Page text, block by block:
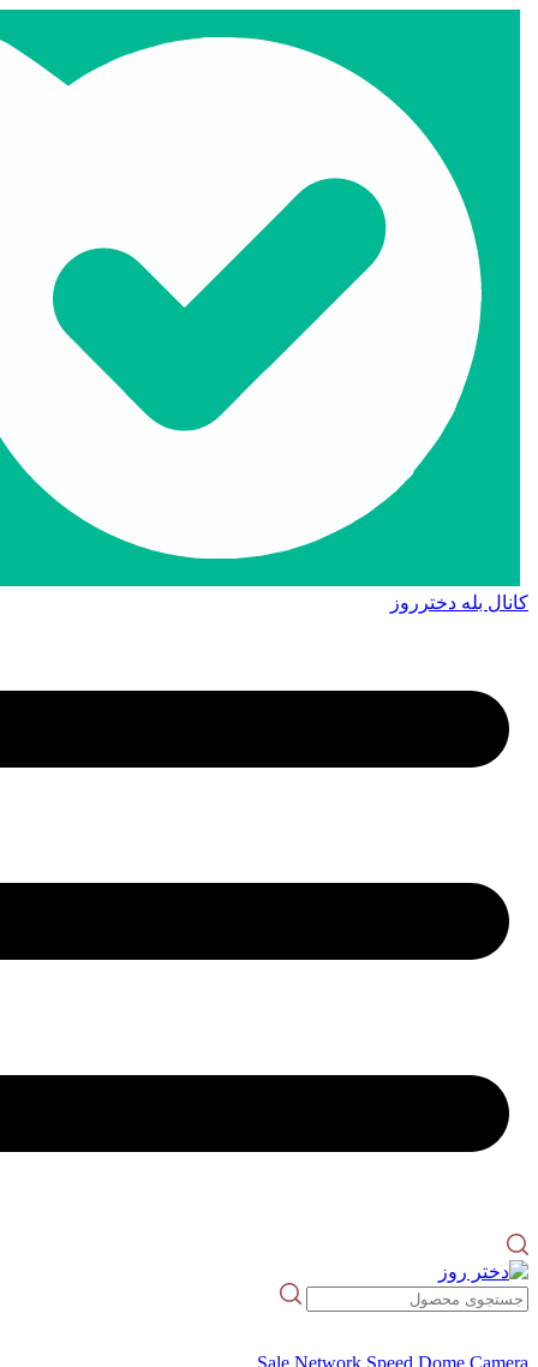
کانال بله دخترروز
Sale Network Speed Dome Camera